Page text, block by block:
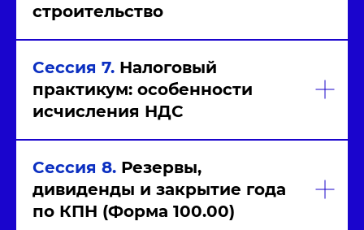
строительство
Сессия 7. Налоговый
практикум: особенности
исчисления НДС
Сессия 8. Резервы,
дивиденды и закрытие года
по КПН (Форма 100.00)